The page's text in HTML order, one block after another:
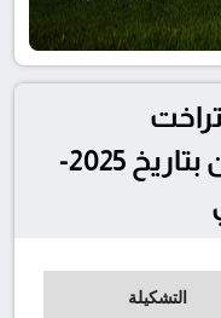
فرانكفورت و فيردر بريمن بتاريخ 2025-
التشكيلة